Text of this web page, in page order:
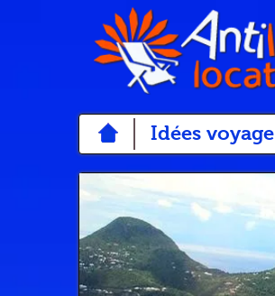
Idées voyage